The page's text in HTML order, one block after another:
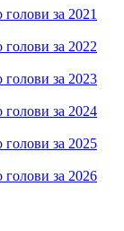
за 2021
за 2022
за 2023
за 2024
за 2025
за 2026